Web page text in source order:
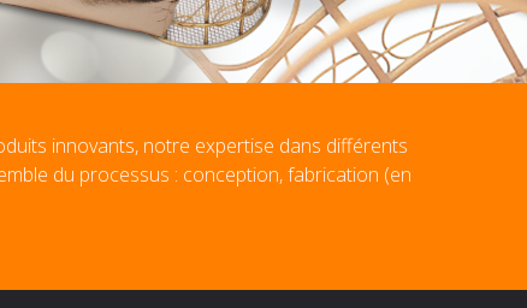
innovants, notre expertise dans différents
du processus : conception, fabrication (en